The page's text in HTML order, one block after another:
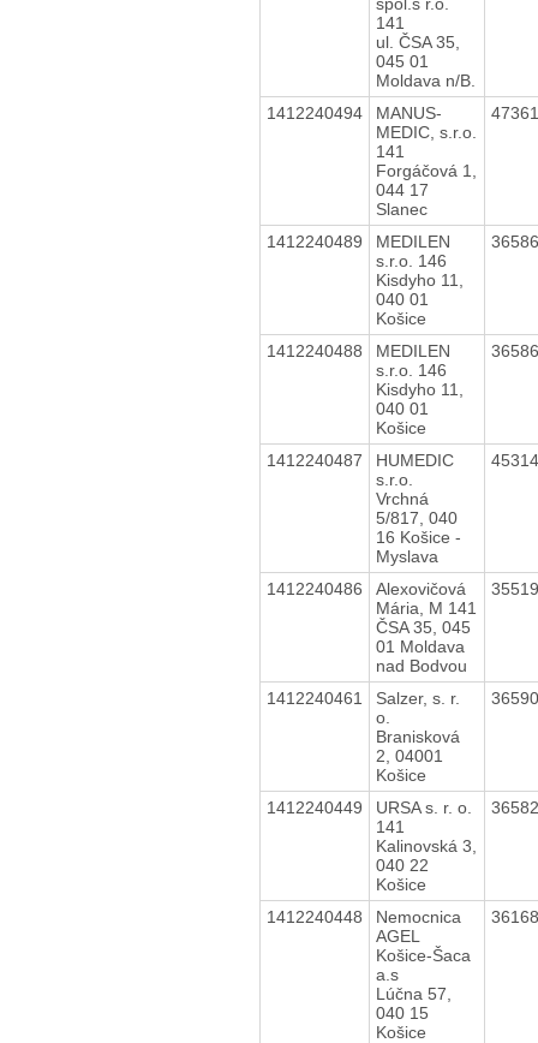
141
ul. ČSA 35,
045 01
Moldava n/B.
1412240494
MANUS-
MEDIC, s.r.o.
141
Forgáčová 1,
044 17
Slanec
1412240489
MEDILEN
s.r.o. 146
Kisdyho 11,
040 01
Košice
1412240488
MEDILEN
s.r.o. 146
Kisdyho 11,
040 01
Košice
1412240487
HUMEDIC
s.r.o.
Vrchná
5/817, 040
16 Košice -
Myslava
1412240486
Alexovičová
Mária, M 141
ČSA 35, 045
01 Moldava
nad Bodvou
1412240461
Salzer, s. r.
o.
Branisková
2, 04001
Košice
1412240449
URSA s. r. o.
141
Kalinovská 3,
040 22
Košice
1412240448
Nemocnica
AGEL
Košice-Šaca
a.s
Lúčna 57,
040 15
Košice